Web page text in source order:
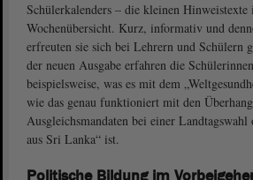
Schülerkalenders – die kleinen Hinweistexte
Wochenübersicht. Kurz, informativ und
erfreuten sie sich bei Lehrern und Schülern
der neuen Ausgabe erfahren die
beispielsweise, was es mit dem
wie das genau funktioniert mit den
Ausgleichsmandaten bei einer
aus Sri Lanka“ ist.